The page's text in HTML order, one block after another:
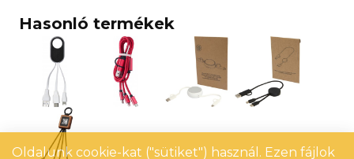
Hasonló termékek
Oldalunk cookie-kat ("sütiket") használ. Ezen fájlok